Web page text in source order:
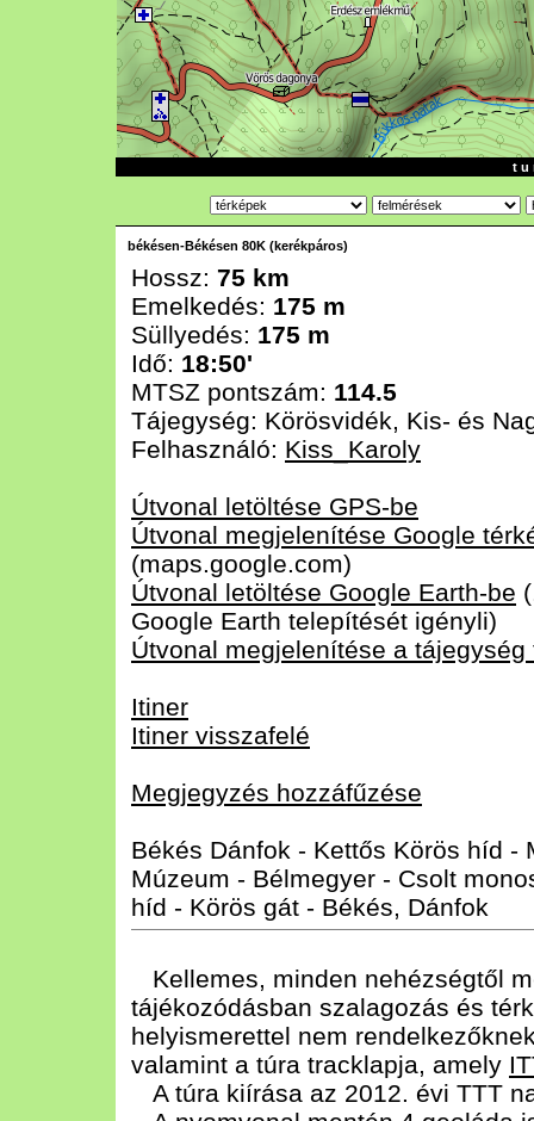
t u
békésen-Békésen 80K (kerékpáros)
Hossz: 75 km
Emelkedés: 175 m
Süllyedés: 175 m
Idő: 18:50'
MTSZ pontszám: 114.5
Tájegység: Körösvidék, Kis- és
Felhasználó: Kiss_Karoly
Útvonal letöltése GPS-be
Útvonal megjelenítése Google
(maps.google.com)
Útvonal letöltése Google Earth-be
Google Earth telepítését igényli)
Útvonal megjelenítése a tájegység
Itiner
Itiner visszafelé
Megjegyzés hozzáfűzése
Békés Dánfok - Kettős Körös híd -
Múzeum - Bélmegyer - Csolt
híd - Körös gát - Békés, Dánfok
Kellemes, minden nehézségtől
tájékozódásban szalagozás és
helyismerettel nem
valamint a túra tracklapja, amely
A túra kiírása az 2012. évi TTT